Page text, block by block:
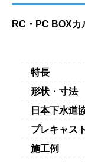
RC・PC BOXカ
特長
形状・寸法
日本下水道
プレキャス
施工例